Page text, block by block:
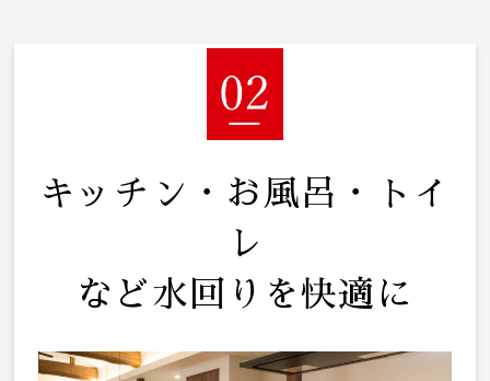
キッチン・お風呂・トイ
レ
など水回りを快適に